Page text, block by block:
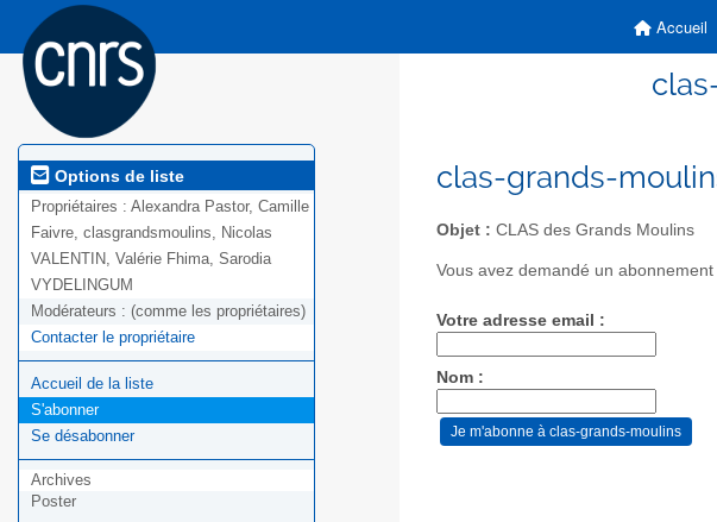
Accueil
Options de liste
Propriétaires : Alexandra Pastor, Camille
Faivre, clasgrandsmoulins, Nicolas
VALENTIN, Valérie Fhima, Sarodia
VYDELINGUM
Modérateurs : (comme les propriétaires)
Contacter le propriétaire
Accueil de la liste
S'abonner
Se désabonner
Archives
Poster
clas-grands-
Objet : CLAS des Grands Moulins
Vous avez demandé un
Votre adresse email :
Nom :